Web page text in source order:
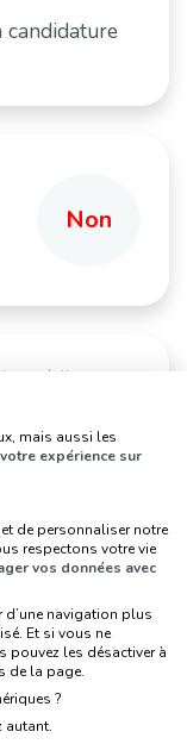
candidature
Non
média :
pour
mais aussi les
expérience sur
de personnaliser notre
respectons votre vie
vos données avec
d’une navigation plus
Et si vous ne
pouvez les désactiver à
de la page.
?
autant.